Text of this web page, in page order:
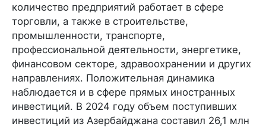
количество предприятий работает в сфере
торговли, а также в строительстве,
промышленности, транспорте,
профессиональной деятельности, энергетике,
финансовом секторе, здравоохранении и других
направлениях. Положительная динамика
наблюдается и в сфере прямых иностранных
инвестиций. В 2024 году объем поступивших
инвестиций из Азербайджана составил 26,1 млн